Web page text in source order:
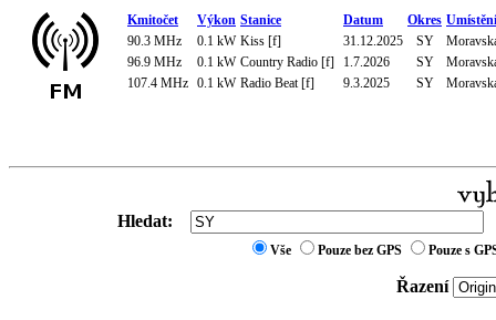
Kmitočet Výkon Stanice Datum Okres Umístění
90.3 MHz
0.1 kW Kiss [f] 31.12.2025 SY
96.9 MHz
0.1 kW Country Radio [f] 1.7.2026 SY
107.4 MHz 0.1 kW Radio Beat [f] 9.3.2025 SY
Hledat:
Vše Pouze bez GPS Pouze s
Řazení